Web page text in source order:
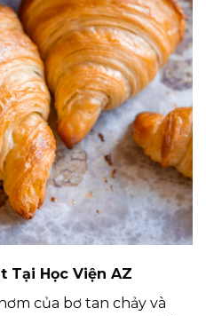
Tại Học Viện AZ
của bơ tan chảy và